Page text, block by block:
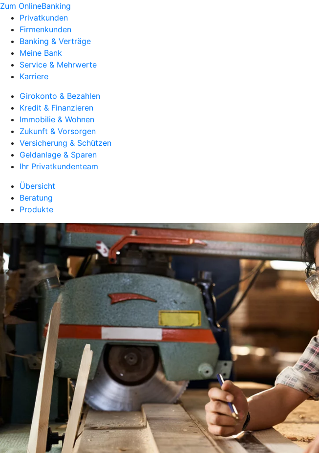
Zum OnlineBanking
Privatkunden
Firmenkunden
Banking & Verträge
Meine Bank
Service & Mehrwerte
Karriere
Girokonto & Bezahlen
Kredit & Finanzieren
Immobilie & Wohnen
Zukunft & Vorsorgen
Versicherung & Schützen
Geldanlage & Sparen
Ihr Privatkundenteam
Übersicht
Beratung
Produkte